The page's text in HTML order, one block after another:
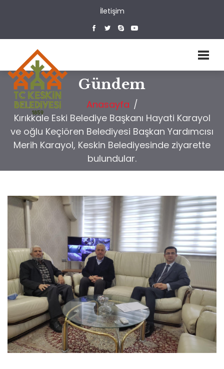
İletişim
Gündem
Anasayfa /
Kırıkkale Eski Belediye Başkanı Hayati Karayol
ve oğlu Keçiören Belediyesi Başkan Yardımcısı
Merih Karayol, Keskin Belediyesinde ziyarette
bulundular.